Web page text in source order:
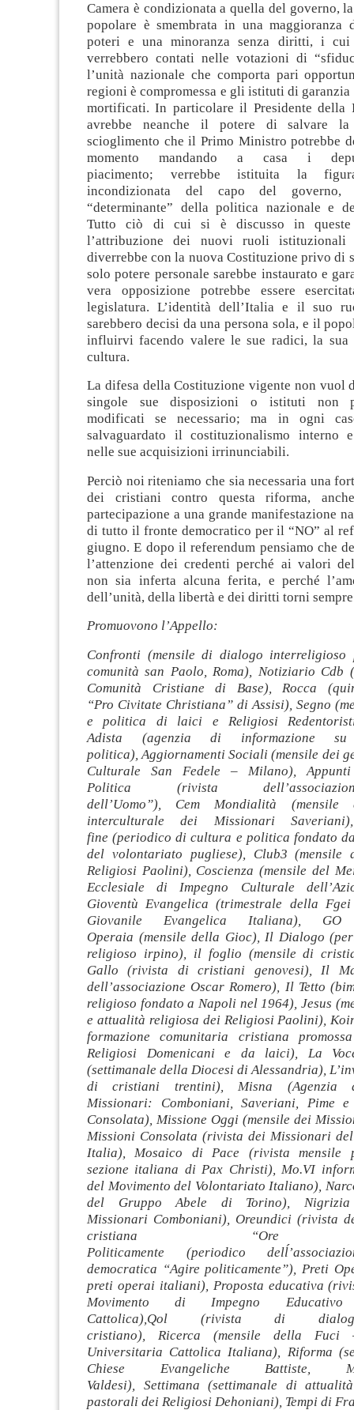
Camera è condizionata a quella del governo,
popolare è smembrata in una
poteri e una minoranza senza diritti, i cui
verrebbero contati nelle votazioni di
l’unità nazionale che comporta pari
regioni è compromessa e gli istituti di garanzia
mortificati. In particolare il Presidente della
avrebbe neanche il potere di salvare la
scioglimento che il Primo Ministro potrebbe
momento mandando a casa i
piacimento; verrebbe istituita la
incondizionata del capo del governo,
“determinante” della politica nazionale e
Tutto ciò di cui si è discusso in queste
l’attribuzione dei nuovi ruoli
diverrebbe con la nuova Costituzione privo di
solo potere personale sarebbe instaurato e
vera opposizione potrebbe essere
legislatura. L’identità dell’Italia e il suo
sarebbero decisi da una persona sola, e il
influirvi facendo valere le sue radici, la
cultura.
La difesa della Costituzione vigente non vuol
singole sue disposizioni o istituti non
modificati se necessario; ma in ogni
salvaguardato il costituzionalismo interno
nelle sue acquisizioni irrinunciabili.
Perciò noi riteniamo che sia necessaria una
dei cristiani contro questa riforma,
partecipazione a una grande manifestazione
di tutto il fronte democratico per il “NO” al
giugno. E dopo il referendum pensiamo che
l’attenzione dei credenti perché ai valori
non sia inferta alcuna ferita, e perché
dell’unità, della libertà e dei diritti torni
Promuovono l’Appello:
Confronti (mensile di dialogo interreligioso
comunità san Paolo, Roma), Notiziario Cdb
Comunità Cristiane di Base), Rocca
“Pro Civitate Christiana” di Assisi), Segno
e politica di laici e Religiosi
Adista (agenzia di informazione
politica), Aggiornamenti Sociali (mensile dei
Culturale San Fedele – Milano),
Politica (rivista
dell’Uomo”), Cem Mondialità (mensile
interculturale dei Missionari
fine (periodico di cultura e politica fondato
del volontariato pugliese), Club3
Religiosi Paolini), Coscienza (mensile del
Ecclesiale di Impegno Culturale
Gioventù Evangelica (trimestrale della
Giovanile Evangelica Italiana),
Operaia (mensile della Gioc), Il Dialogo
religioso irpino), il foglio (mensile di
Gallo (rivista di cristiani genovesi), Il
dell’associazione Oscar Romero), Il Tetto
religioso fondato a Napoli nel 1964), Jesus
e attualità religiosa dei Religiosi Paolini),
formazione comunitaria cristiana
Religiosi Domenicani e da laici), La
(settimanale della Diocesi di Alessandria),
di cristiani trentini), Misna
Missionari: Comboniani, Saveriani, Pime
Consolata), Missione Oggi (mensile dei
Missioni Consolata (rivista dei Missionari
Italia), Mosaico di Pace (rivista mensile
sezione italiana di Pax Christi), Mo.VI
del Movimento del Volontariato Italiano),
del Gruppo Abele di Torino),
Missionari Comboniani), Oreundici (rivista
cristiana “Ore
Politicamente (periodico
democratica “Agire politicamente”), Preti
preti operai italiani), Proposta educativa
Movimento di Impegno
Cattolica),Qol (rivista di
cristiano), Ricerca (mensile della Fuci
Universitaria Cattolica Italiana), Riforma
Chiese Evangeliche Battiste,
Valdesi), Settimana (settimanale di
pastorali dei Religiosi Dehoniani), Tempi di